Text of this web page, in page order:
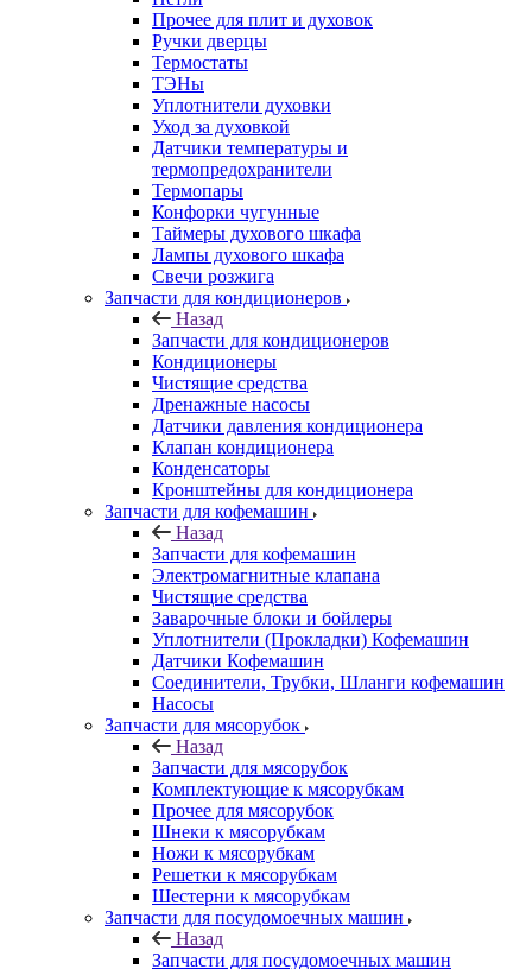
Прочее для плит и духовок
Ручки дверцы
Термостаты
ТЭНы
Уплотнители духовки
Уход за духовкой
Датчики температуры и
термопредохранители
Термопары
Конфорки чугунные
Таймеры духового шкафа
Лампы духового шкафа
Свечи розжига
Запчасти для кондиционеров
Назад
Запчасти для кондиционеров
Кондиционеры
Чистящие средства
Дренажные насосы
Датчики давления кондиционера
Клапан кондиционера
Конденсаторы
Кронштейны для кондиционера
Запчасти для кофемашин
Назад
Запчасти для кофемашин
Электромагнитные клапана
Чистящие средства
Заварочные блоки и бойлеры
Уплотнители (Прокладки) Кофемашин
Датчики Кофемашин
Соединители, Трубки, Шланги кофемашин
Насосы
Запчасти для мясорубок
Назад
Запчасти для мясорубок
Комплектующие к мясорубкам
Прочее для мясорубок
Шнеки к мясорубкам
Ножи к мясорубкам
Решетки к мясорубкам
Шестерни к мясорубкам
Запчасти для посудомоечных машин
Назад
Запчасти для посудомоечных машин